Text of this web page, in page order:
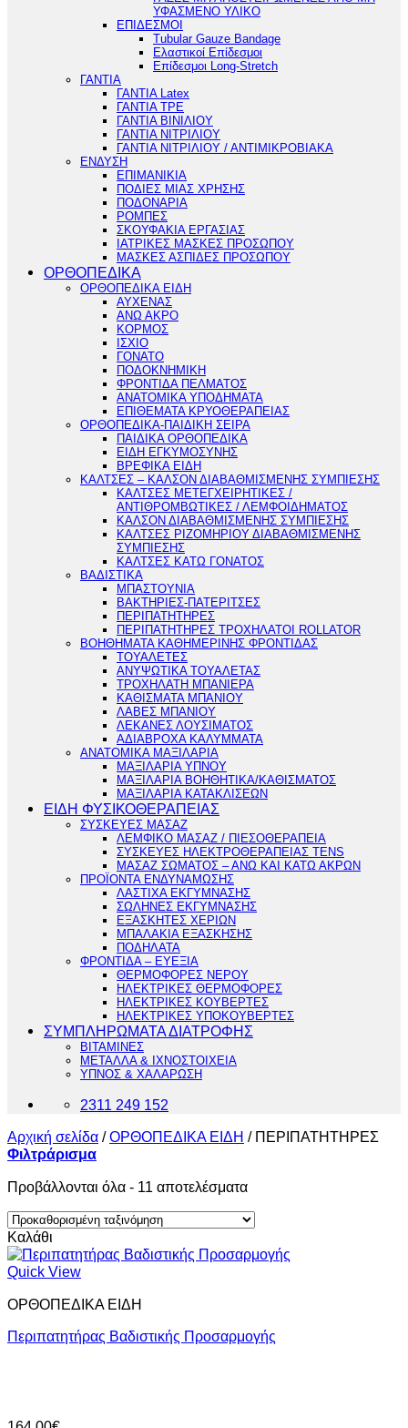
ΥΦΑΣΜΕΝΟ ΥΛΙΚΟ
ΕΠΙΔΕΣΜΟΙ
Tubular Gauze Bandage
Ελαστικοί Επίδεσμοι
Επίδεσμοι Long-Stretch
ΓΑΝΤΙΑ
ΓΑΝΤΙΑ Latex
ΓΑΝΤΙΑ TPE
ΓΑΝΤΙΑ ΒΙΝΙΛΙΟΥ
ΓΑΝΤΙΑ ΝΙΤΡΙΛΙΟΥ
ΓΑΝΤΙΑ ΝΙΤΡΙΛΙΟΥ / ΑΝΤΙΜΙΚΡΟΒΙΑΚΑ
ΕΝΔΥΣΗ
ΕΠΙΜΑΝΙΚΙΑ
ΠΟΔΙΕΣ ΜΙΑΣ ΧΡΗΣΗΣ
ΠΟΔΟΝΑΡΙΑ
ΡΟΜΠΕΣ
ΣΚΟΥΦΑΚΙΑ ΕΡΓΑΣΙΑΣ
ΙΑΤΡΙΚΕΣ ΜΑΣΚΕΣ ΠΡΟΣΩΠΟΥ
ΜΑΣΚΕΣ ΑΣΠΙΔΕΣ ΠΡΟΣΩΠΟΥ
ΟΡΘΟΠΕΔΙΚΑ
ΟΡΘΟΠΕΔΙΚΑ ΕΙΔΗ
ΑΥΧΕΝΑΣ
ΑΝΩ ΑΚΡΟ
ΚΟΡΜΟΣ
ΙΣΧΙΟ
ΓΟΝΑΤΟ
ΠΟΔΟΚΝΗΜΙΚΗ
ΦΡΟΝΤΙΔΑ ΠΕΛΜΑΤΟΣ
ΑΝΑΤΟΜΙΚΑ ΥΠΟΔΗΜΑΤΑ
ΕΠΙΘΕΜΑΤΑ ΚΡΥΟΘΕΡΑΠΕΙΑΣ
ΟΡΘΟΠΕΔΙΚΑ-ΠΑΙΔΙΚΗ ΣΕΙΡΑ
ΠΑΙΔΙΚΑ ΟΡΘΟΠΕΔΙΚΑ
ΕΙΔΗ ΕΓΚΥΜΟΣΥΝΗΣ
ΒΡΕΦΙΚΑ ΕΙΔΗ
ΚΑΛΤΣΕΣ – ΚΑΛΣΟΝ ΔΙΑΒΑΘΜΙΣΜΕΝΗΣ ΣΥΜΠΙΕΣΗΣ
ΚΑΛΤΣΕΣ ΜΕΤΕΓΧΕΙΡΗΤΙΚΕΣ /
ΑΝΤΙΘΡΟΜΒΩΤΙΚΕΣ / ΛΕΜΦΟΙΔΗΜΑΤΟΣ
ΚΑΛΣΟΝ ΔΙΑΒΑΘΜΙΣΜΕΝΗΣ ΣΥΜΠΙΕΣΗΣ
ΚΑΛΤΣΕΣ ΡΙΖΟΜΗΡΙΟΥ ΔΙΑΒΑΘΜΙΣΜΕΝΗΣ
ΣΥΜΠΙΕΣΗΣ
ΚΑΛΤΣΕΣ ΚΑΤΩ ΓΟΝΑΤΟΣ
ΒΑΔΙΣΤΙΚΑ
ΜΠΑΣΤΟΥΝΙΑ
ΒΑΚΤΗΡΙΕΣ-ΠΑΤΕΡΙΤΣΕΣ
ΠΕΡΙΠΑΤΗΤΗΡΕΣ
ΠΕΡΙΠΑΤΗΤΗΡΕΣ ΤΡΟΧΗΛΑΤΟΙ ROLLATOR
ΒΟΗΘΗΜΑΤΑ ΚΑΘΗΜΕΡΙΝΗΣ ΦΡΟΝΤΙΔΑΣ
ΤΟΥΑΛΕΤΕΣ
ΑΝΥΨΩΤΙΚΑ ΤΟΥΑΛΕΤΑΣ
ΤΡΟΧΗΛΑΤΗ ΜΠΑΝΙΕΡΑ
ΚΑΘΙΣΜΑΤΑ ΜΠΑΝΙΟΥ
ΛΑΒΕΣ ΜΠΑΝΙΟΥ
ΛΕΚΑΝΕΣ ΛΟΥΣΙΜΑΤΟΣ
ΑΔΙΑΒΡΟΧΑ ΚΑΛΥΜΜΑΤΑ
ΑΝΑΤΟΜΙΚΑ ΜΑΞΙΛΑΡΙΑ
ΜΑΞΙΛΑΡΙΑ ΥΠΝΟΥ
ΜΑΞΙΛΑΡΙΑ ΒΟΗΘΗΤΙΚΑ/ΚΑΘΙΣΜΑΤΟΣ
ΜΑΞΙΛΑΡΙΑ ΚΑΤΑΚΛΙΣΕΩΝ
ΕΙΔΗ ΦΥΣΙΚΟΘΕΡΑΠΕΙΑΣ
ΣΥΣΚΕΥΕΣ ΜΑΣΑΖ
ΛΕΜΦΙΚΟ ΜΑΣΑΖ / ΠΙΕΣΟΘΕΡΑΠΕΙΑ
ΣΥΣΚΕΥΕΣ ΗΛΕΚΤΡΟΘΕΡΑΠΕΙΑΣ TENS
ΜΑΣΑΖ ΣΩΜΑΤΟΣ – ΑΝΩ ΚΑΙ ΚΑΤΩ ΑΚΡΩΝ
ΠΡΟΪΟΝΤΑ ΕΝΔΥΝΑΜΩΣΗΣ
ΛΑΣΤΙΧΑ ΕΚΓΥΜΝΑΣΗΣ
ΣΩΛΗΝΕΣ ΕΚΓΥΜΝΑΣΗΣ
ΕΞΑΣΚΗΤΕΣ ΧΕΡΙΩΝ
ΜΠΑΛΑΚΙΑ ΕΞΑΣΚΗΣΗΣ
ΠΟΔΗΛΑΤΑ
ΦΡΟΝΤΙΔΑ – ΕΥΕΞΙΑ
ΘΕΡΜΟΦΟΡΕΣ ΝΕΡΟΥ
ΗΛΕΚΤΡΙΚΕΣ ΘΕΡΜΟΦΟΡΕΣ
ΗΛΕΚΤΡΙΚΕΣ ΚΟΥΒΕΡΤΕΣ
ΗΛΕΚΤΡΙΚΕΣ ΥΠΟΚΟΥΒΕΡΤΕΣ
ΣΥΜΠΛΗΡΩΜΑΤΑ ΔΙΑΤΡΟΦΗΣ
ΒΙΤΑΜΙΝΕΣ
ΜΕΤΑΛΛΑ & ΙΧΝΟΣΤΟΙΧΕΙΑ
ΥΠΝΟΣ & ΧΑΛΑΡΩΣΗ
2311 249 152
Αρχική σελίδα / ΟΡΘΟΠΕΔΙΚΑ ΕΙΔΗ /ΠΕΡΙΠΑΤΗΤΗΡΕΣ
Φιλτράρισμα
Προβάλλονται όλα - 11 αποτελέσματα
Καλάθι
Quick View
ΟΡΘΟΠΕΔΙΚΑ ΕΙΔΗ
Περιπατητήρας Βαδιστικής Προσαρμογής